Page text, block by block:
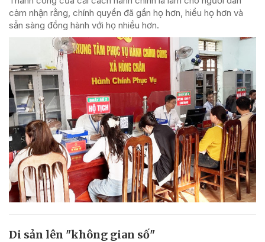
cảm nhận rằng, chính quyền đã gần họ hơn, hiểu họ hơn và
sẵn sàng đồng hành với họ nhiều hơn.
Di sản lên "không gian số"